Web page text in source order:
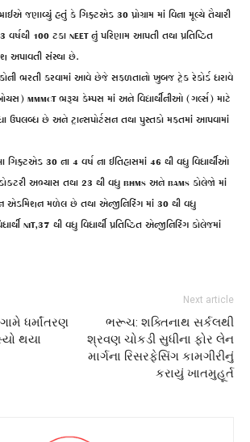
જણાવ્યું હતું કે ગિફ્ટએડ 30 પ્રોગ્રામ માં વિના મૂલ્યે તૈયારી
100 ટકા NEET નું પરિણામ આપતી તથા પ્રતિષ્ઠિત
અપાવતી સંસ્થા છે.
ભરતી કરવામાં આવે છેજે સફળતાનો ખુબજ ટ્રેક રેકોર્ડ ધરાવે
MMMCT ભરૂચ કેમ્પસ માં અને વિદ્યાર્થીનીઓ (ગર્લ્સ) માટે
ઉપલબ્ધ છે અને ટ્રાન્સપોર્ટસન તથા પુસ્તકો મફતમાં આપવામાં
30 ના 4 વર્ષ ના ઈતિહાસમાં 46 થી વધુ વિધાર્થીઓ
ડોક્ટરી અભ્યાસ તથા 23 થી વધુ BHMS અને BAMS કોલેજો માં
એડમિશન મળેલ છે તથા એન્જીનિરિંગ માં 30 થી વધુ
NIT,37 થી વધુ વિધાર્થી પ્રતિષ્ઠિત એન્જીનિરિંગ કોલેજમાં
ધર્માંતરણ
થયા
Next article
ભરૂચ: શક્તિનાથ સર્કલથી
શ્રવણ ચોકડી સુધીના ફોર લેન
માર્ગના રિસરફેસિંગ કામગીરીનું
કરાયું ખાતમુહૂર્ત